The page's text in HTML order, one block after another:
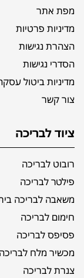
מפת אתר
מדיניות פרטיות
הצהרת נגישות
הסדרי נגישות
מדיניות ביטול
צור קשר
ציוד לבריכה
רובוט לבריכה
פילטר לבריכה
משאבה לבריכה
חימום לבריכה
פסיפס לבריכה
מכשיר מלח לבריכה
צנרת לבריכה